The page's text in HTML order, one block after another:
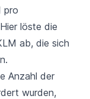
pro
löste die
ab, die sich
Anzahl der
wurden,